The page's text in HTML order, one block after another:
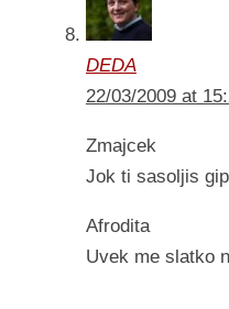
DEDA
22/03/2009 at
Zmajcek
Jok ti sasoljis
Afrodita
Uvek me slatko